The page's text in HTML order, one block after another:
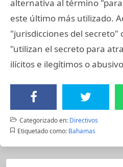
alternativa al término
este último más utilizado.
"jurisdicciones del secreto"
"utilizan el secreto para
ilícitos e ilegítimos o
Categorizado en: Directivos
Etiquetado como: Bahamas